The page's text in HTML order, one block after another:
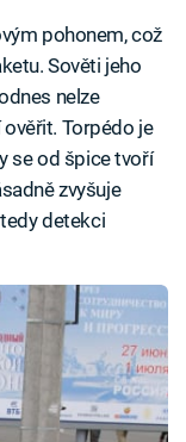
pohonem, což
Sověti jeho
nelze
Torpédo je
se od špice tvoří
zvyšuje
detekci